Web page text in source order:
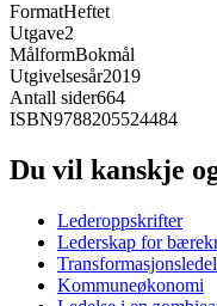
FormatHeftet
Utgave2
MålformBokmål
Utgivelsesår2019
Antall sider664
ISBN9788205524484
Du vil kanskje
Lederoppskrifter
Lederskap for
Kommuneøkonomi